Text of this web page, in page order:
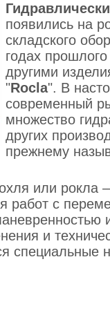
появились на
складского
годах
другими
"Rocla". В
современный
множество
других
прежнему
или рокла
работ с
и
специальные